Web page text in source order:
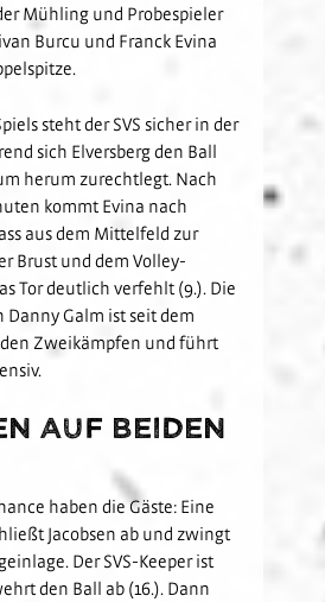
Mühling und Probespieler
Burcu und Franck Evina
steht der SVS sicher in der
sich Elversberg den Ball
herum zurechtlegt. Nach
kommt Evina nach
aus dem Mittelfeld zur
Brust und dem Volley-
Tor deutlich verfehlt (9.). Die
Danny Galm ist seit dem
Zweikämpfen und führt
auf beiden
haben die Gäste: Eine
Jacobsen ab und zwingt
Der SVS-Keeper ist
den Ball ab (16.). Dann